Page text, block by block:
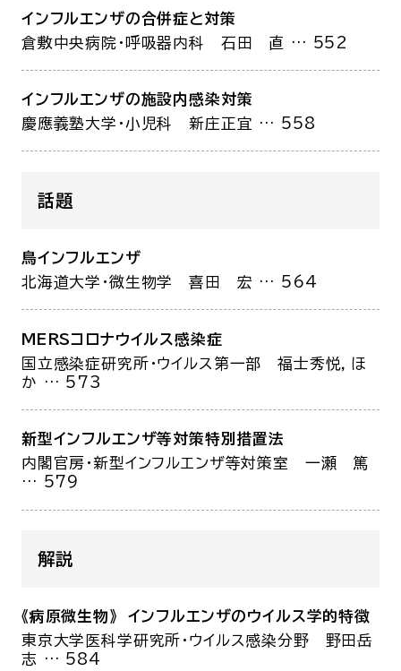
インフルエンザの合併症と対策
倉敷中央病院・呼吸器内科
石田 直 … 552
インフルエンザの施設内感染対策
慶應義塾大学・小児科
新庄正宜 … 558
話題
鳥インフルエンザ
北海道大学・微生物学
喜田 宏 … 564
MERSコロナウイルス感染症
国立感染症研究所・ウイルス第一部
福士秀悦，ほ
か
… 573
新型インフルエンザ等対策特別措置法
内閣官房・新型インフルエンザ等対策室
一瀬 篤
… 579
解説
《病原微生物》 インフルエンザのウイルス学的特徴
東京大学医科学研究所・ウイルス感染分野
野田岳
志
… 584